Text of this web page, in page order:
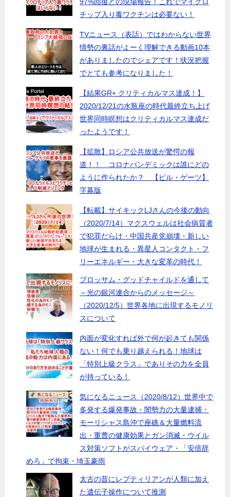
97%回復との現場報告！これでマイクロ
チップ入り毒ワクチンは必要ない！
TVニュース（表話）ではわからない世界
情勢の裏話がよーく理解できる動画10本
がありましたのでシェアです！状況把握
でとても参考になりました！
【結果GR+ クリティカルマス達成！】
2020/12/21の水瓶座の時代最終立ち上げ
世界同時瞑想はクリティカルマス達成だ
ったようです！
【拡散】ロシア公共放送が驚愕の報
道！！ コロナパンデミックは誰にどの
ように作られたか？ 【ビル・ゲーツ】
字幕版
【転載】サイキックLJさんの今後の動向
（2020/7/14）マクスウェルは社会病質者
で犯罪だらけ・中国共産党崩壊・新しい
地球が生まれる・異星人コンタクト・フ
リーエネルギー・大きな変革の時代！
ブロッサム・グッドチャイルドを通して
～光の銀河連合からのメッセージ～
（2020/12/5）世界各地に出現するモノリ
スについて
内面が変化すれば外で何が起きても関係
ない！何でも乗り越えられる！地球は
「特別上級クラス」でありその力を全員
が持っている！
気になるニュース（2020/8/12）世界中で
多発する爆発事故・闇勢力の大量逮捕・
モーリシャス島沖で座礁＆大量燃料流
出・重曹の健康効果とガン消滅・ウイル
ス対策ソフトがスパイウェア・「安倍辞
めろ」で拘束・埼玉豪雨
太古の昔にレプティリアンが人類に加え
た遺伝子操作について推測